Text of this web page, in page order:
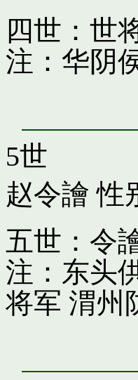
四世：世
注：华阴
5世
赵令譮 性
五世：令
注：东头
将军 渭州